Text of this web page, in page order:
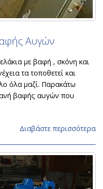
Αυγών
με βαφή , σκόνη και
τα τοποθετεί και
όλα μαζί. Παρακάτω
βαφής αυγών που
Διαβάστε περισσότερα